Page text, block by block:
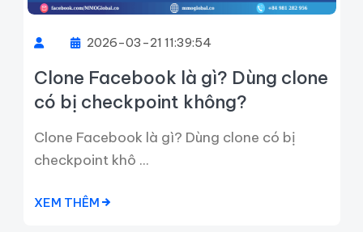
2026-03-21 11:39:54
Clone Facebook là gì? Dùng clone
có bị checkpoint không?
Clone Facebook là gì? Dùng clone có bị
checkpoint khô ...
XEM THÊM